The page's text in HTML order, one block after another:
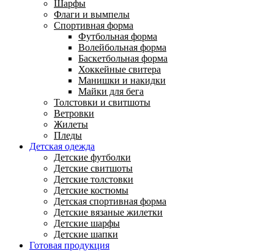
Шарфы
Флаги и вымпелы
Спортивная форма
Футбольная форма
Волейбольная форма
Баскетбольная форма
Хоккейные свитера
Манишки и накидки
Майки для бега
Толстовки и свитшоты
Ветровки
Жилеты
Пледы
Детская одежда
Детские футболки
Детские свитшоты
Детские толстовки
Детские костюмы
Детская спортивная форма
Детские вязаные жилетки
Детские шарфы
Детские шапки
Готовая продукция